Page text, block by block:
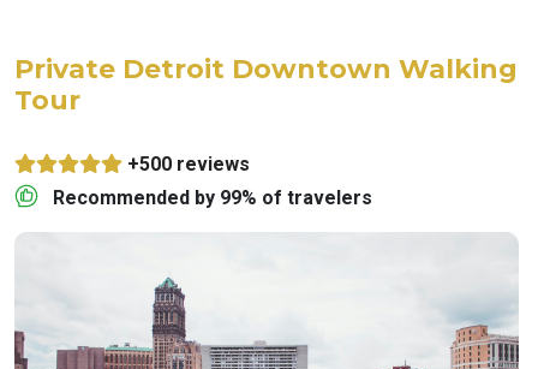
Private Detroit Downtown Walking
Tour
+500 reviews
Recommended by 99% of travelers